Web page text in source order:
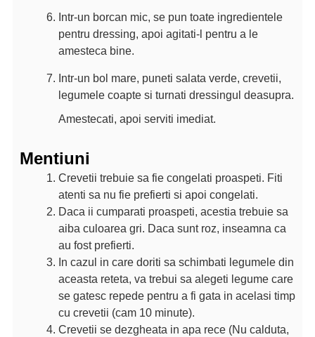
Intr-un borcan mic, se pun toate ingredientele
pentru dressing, apoi agitati-l pentru a le
amesteca bine.
Intr-un bol mare, puneti salata verde, crevetii,
legumele coapte si turnati dressingul deasupra.
Amestecati, apoi serviti imediat.
Mentiuni
Crevetii trebuie sa fie congelati proaspeti. Fiti
atenti sa nu fie prefierti si apoi congelati.
Daca ii cumparati proaspeti, acestia trebuie sa
aiba culoarea gri. Daca sunt roz, inseamna ca
au fost prefierti.
In cazul in care doriti sa schimbati legumele din
aceasta reteta, va trebui sa alegeti legume care
se gatesc repede pentru a fi gata in acelasi timp
cu crevetii (cam 10 minute).
Crevetii se dezgheata in apa rece (Nu calduta,